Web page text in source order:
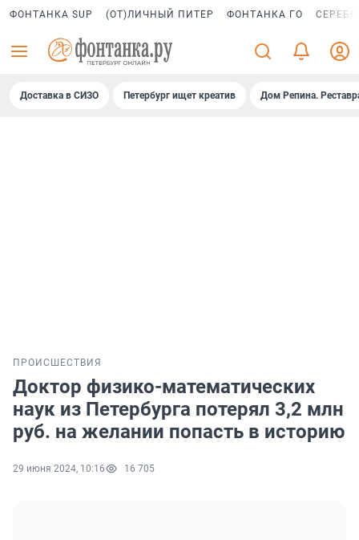
ФОНТАНКА SUP (ОТ)ЛИЧНЫЙ ПИТЕР ФОНТАНКА ГО
Доставка в СИЗО Петербург ищет креатив Дом Репина.
ПРОИСШЕСТВИЯ
Доктор физико-математических
наук из Петербурга потерял 3,2 млн
руб. на желании попасть в историю
29 июня 2024, 10:16 16 705